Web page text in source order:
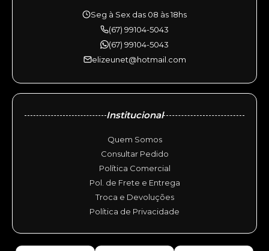
Seg à Sex das 08 às 18hs
(67) 99104-5043
(67) 99104-5043
elizeunet@hotmail.com
Institucional
Quem Somos
Consultar Pedido
Política Comercial
Pol. de Frete e Entrega
Troca e Devoluções
Política de Privacidade